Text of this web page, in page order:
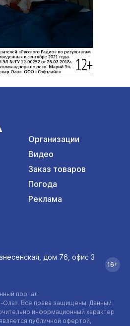
Организации
Видео
Заказ товаров
Погода
Реклама
портал
Ола». Все права защищены. Данный
информационный характер
публичной офертой,
дом 76, офис 3
16+